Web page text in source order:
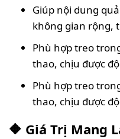
Giúp nội dung
không gian rộng,
Phù hợp treo
thao, chịu được
Phù hợp treo
thao, chịu được
🔶 Giá Trị Mang